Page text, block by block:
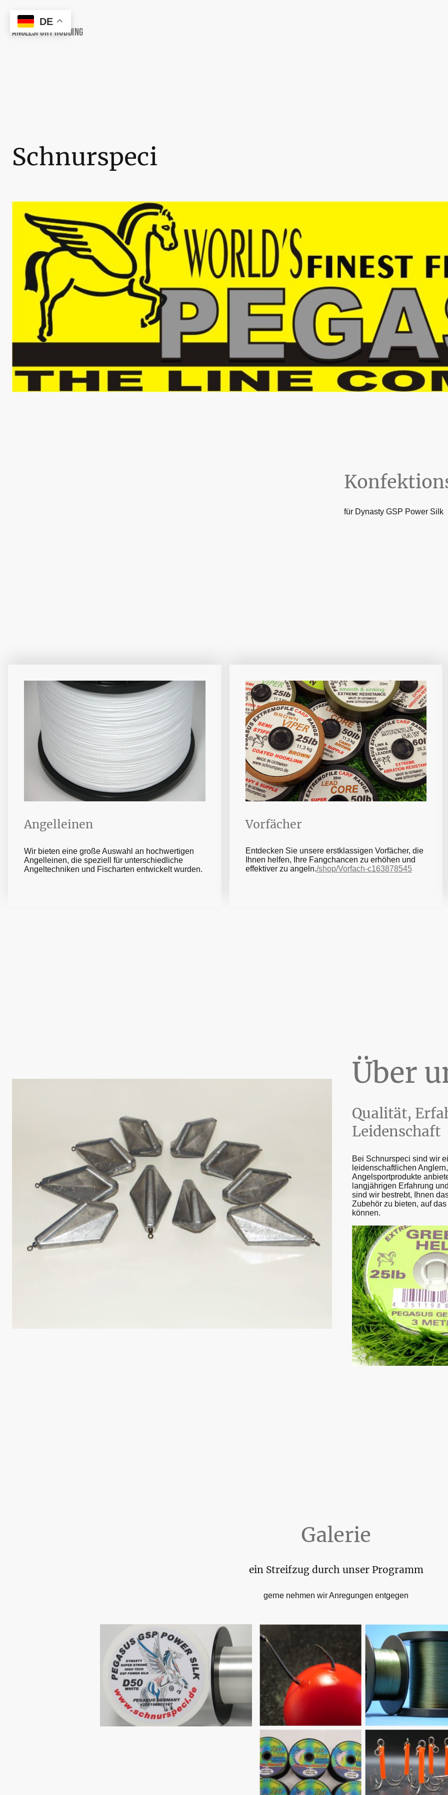
Angelsport Rödding
Schnurspeci
für Dynasty GSP Power Silk
Angelleinen
Wir bieten eine große Auswahl an hochwertigen
Angelleinen, die speziell für unterschiedliche
Angeltechniken und Fischarten entwickelt wurden.
Vorfächer
Entdecken Sie unsere erstklassigen Vorfächer, die
Ihnen helfen, Ihre Fangchancen zu erhöhen und
effektiver zu angeln./shop/Vorfach-c163878545
Über
Qualität,
Leidenschaft
Bei Schnurspeci sind wir
leidenschaftlichen
Angelsportprodukte
langjährigen Erfahrung
sind wir bestrebt, Ihnen
Zubehör zu bieten, auf
können.
Galerie
ein Streifzug durch unser Programm
gerne nehmen wir Anregungen entgegen
DE